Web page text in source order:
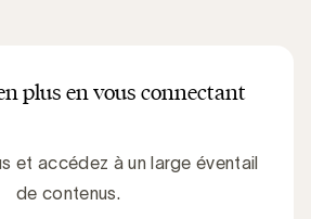
plus en vous connectant
et accédez à un large éventail
de contenus.